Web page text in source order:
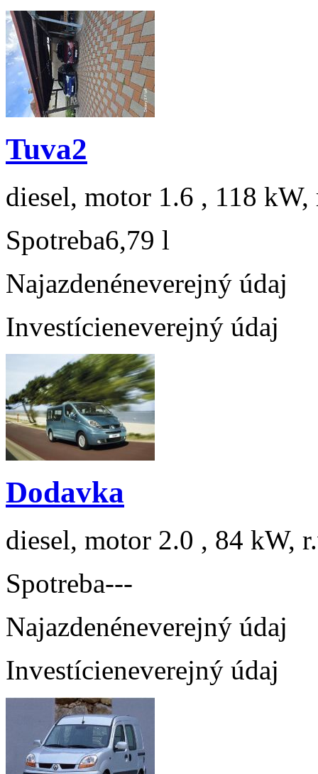
Tuva2
diesel, motor 1.6 , 118 kW,
Spotreba6,79 l
Najazdenéneverejný údaj
Investícieneverejný údaj
Dodavka
diesel, motor 2.0 , 84 kW,
Spotreba---
Najazdenéneverejný údaj
Investícieneverejný údaj